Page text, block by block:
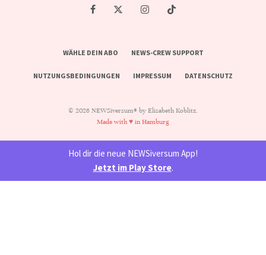
WÄHLE DEIN ABO NEWS-CREW SUPPORT
NUTZUNGSBEDINGUNGEN IMPRESSUM DATENSCHUTZ
© 2026 NEWSiversum® by Elisabeth Koblitz.
Made with ♥ in Hamburg
Hol dir die neue NEWSiversum App!
Jetzt im Play Store.